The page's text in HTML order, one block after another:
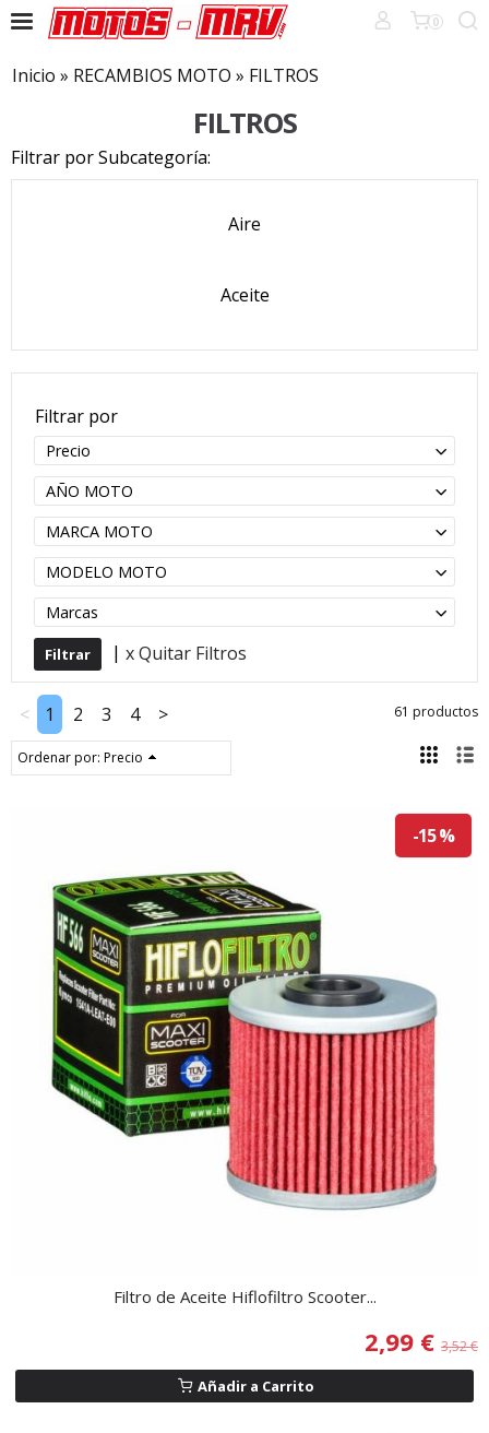
0
Inicio » RECAMBIOS MOTO » FILTROS
FILTROS
Filtrar por Subcategoría:
Aire
Aceite
Filtrar por
Precio
AÑO MOTO
MARCA MOTO
MODELO MOTO
Marcas
| x Quitar Filtros
< 1 2 3 4 > 61 productos
Ordenar por: Precio
-15 %
Filtro de Aceite Hiflofiltro Scooter...
2,99 € 3,52 €
Añadir a Carrito